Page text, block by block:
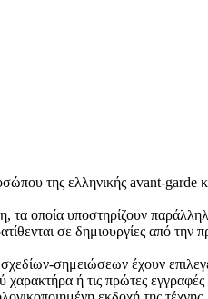
της ελληνικής avant-garde
οποία υποστηρίζουν
σε δημιουργίες από την
σημειώσεων έχουν
ή τις πρώτες